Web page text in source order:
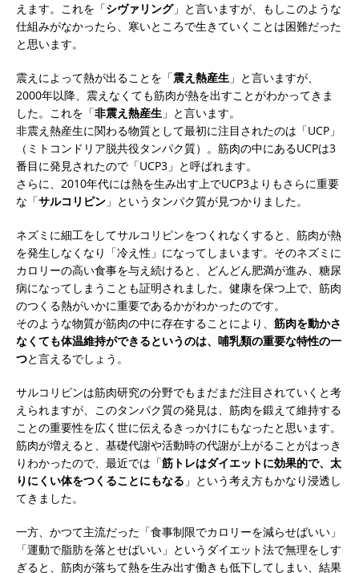
えます。これを「シヴァリング」と言いますが、もしこのような
仕組みがなかったら、寒いところで生きていくことは困難だった
と思います。
震えによって熱が出ることを「震え熱産生 」と言いますが、
2000年以降、震えなくても筋肉が熱を出すことがわかってきま
した。これを「非震え熱産生 」と言います。
非震え熱産生に関わる物質として最初に注目されたのは「UCP」
（ミトコンドリア脱共役タンパク質）。筋肉の中にあるUCPは3
番目に発見されたので「UCP3」と呼ばれます。
さらに、2010年代には熱を生み出す上でUCP3よりもさらに重要
な「サルコリピン 」というタンパク質が見つかりました。
ネズミに細工をしてサルコリピンをつくれなくすると、筋肉が熱
を発生しなくなり「冷え性」になってしまいます。そのネズミに
カロリーの高い食事を与え続けると、どんどん肥満が進み、糖尿
病になってしまうことも証明されました。健康を保つ上で、筋肉
のつくる熱がいかに重要であるかがわかったのです。
そのような物質が筋肉の中に存在することにより、 筋肉を動かさ
なくても体温維持ができるというのは、哺乳類の重要な特性の一
つと言えるでしょう。
サルコリピンは筋肉研究の分野でもまだまだ注目されていくと考
えられますが、このタンパク質の発見は、筋肉を鍛えて維持する
ことの重要性を広く世に伝えるきっかけにもなったと思います。
筋肉が増えると、基礎代謝や活動時の代謝が上がることがはっき
りわかったので、最近では「筋トレはダイエットに効果的で、太
りにくい体をつくることにもなる 」という考え方もかなり浸透し
てきました。
一方、かつて主流だった「食事制限でカロリーを減らせばいい」
「運動で脂肪を落とせばいい」というダイエット法で無理をしす
ぎると、筋肉が落ちて熱を生み出す働きも低下してしまい、結果